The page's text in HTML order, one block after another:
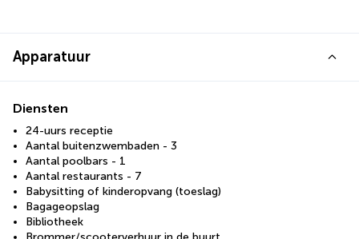
Apparatuur
Diensten
24-uurs receptie
Aantal buitenzwembaden - 3
Aantal poolbars - 1
Aantal restaurants - 7
Babysitting of kinderopvang (toeslag)
Bagageopslag
Bibliotheek